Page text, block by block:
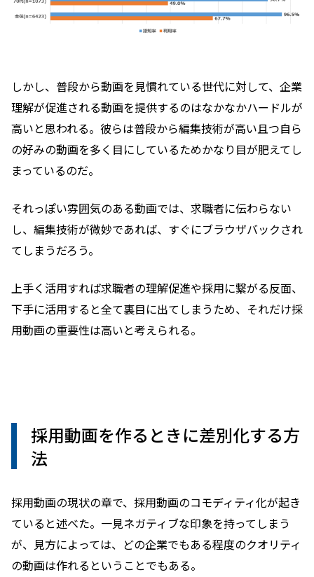
しかし、普段から動画を見慣れている世代に対して、企業
理解が促進される動画を提供するのはなかなかハードルが
高いと思われる。彼らは普段から編集技術が高い且つ自ら
の好みの動画を多く目にしているためかなり目が肥えてし
まっているのだ。
それっぽい雰囲気のある動画では、求職者に伝わらない
し、編集技術が微妙であれば、すぐにブラウザバックされ
てしまうだろう。
上手く活用すれば求職者の理解促進や採用に繋がる反面、
下手に活用すると全て裏目に出てしまうため、それだけ採
用動画の重要性は高いと考えられる。
採用動画を作るときに差別化する方
法
採用動画の現状の章で、採用動画のコモディティ化が起き
ていると述べた。一見ネガティブな印象を持ってしまう
が、見方によっては、どの企業でもある程度のクオリティ
の動画は作れるということでもある。